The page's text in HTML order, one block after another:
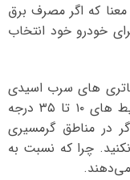
که اگر مصرف برق
خودرو خود انتخاب
باتری های سرب اسیدی
گزینه خوبی هستند. این باتری ها در محیط های ۱۰ تا ۳۵ درجه
در مناطق گرمسیری
چرا که نسبت به